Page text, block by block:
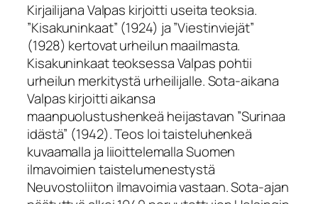
Kirjailijana Valpas kirjoitti useita teoksia.
”Kisakuninkaat” (1924) ja ”Viestinviejät”
(1928) kertovat urheilun maailmasta.
Kisakuninkaat teoksessa Valpas pohtii
urheilun merkitystä urheilijalle. Sota-aikana
Valpas kirjoitti aikansa
maanpuolustushenkeä heijastavan ”Surinaa
idästä” (1942). Teos loi taisteluhenkeä
kuvaamalla ja liioittelemalla Suomen
ilmavoimien taistelumenestystä
Neuvostoliiton ilmavoimia vastaan. Sota-ajan